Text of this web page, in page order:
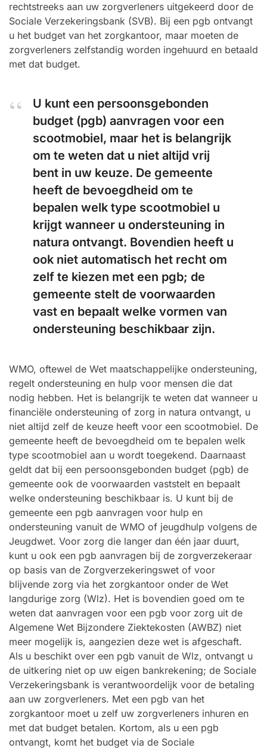
rechtstreeks aan uw zorgverleners uitgekeerd door de
Sociale Verzekeringsbank (SVB). Bij een pgb ontvangt
u het budget van het zorgkantoor, maar moeten de
zorgverleners zelfstandig worden ingehuurd en betaald
met dat budget.
U kunt een persoonsgebonden
budget (pgb) aanvragen voor een
scootmobiel, maar het is belangrijk
om te weten dat u niet altijd vrij
bent in uw keuze. De gemeente
heeft de bevoegdheid om te
bepalen welk type scootmobiel u
krijgt wanneer u ondersteuning in
natura ontvangt. Bovendien heeft u
ook niet automatisch het recht om
zelf te kiezen met een pgb; de
gemeente stelt de voorwaarden
vast en bepaalt welke vormen van
ondersteuning beschikbaar zijn.
WMO, oftewel de Wet maatschappelijke ondersteuning,
regelt ondersteuning en hulp voor mensen die dat
nodig hebben. Het is belangrijk te weten dat wanneer u
financiële ondersteuning of zorg in natura ontvangt, u
niet altijd zelf de keuze heeft voor een scootmobiel. De
gemeente heeft de bevoegdheid om te bepalen welk
type scootmobiel aan u wordt toegekend. Daarnaast
geldt dat bij een persoonsgebonden budget (pgb) de
gemeente ook de voorwaarden vaststelt en bepaalt
welke ondersteuning beschikbaar is. U kunt bij de
gemeente een pgb aanvragen voor hulp en
ondersteuning vanuit de WMO of jeugdhulp volgens de
Jeugdwet. Voor zorg die langer dan één jaar duurt,
kunt u ook een pgb aanvragen bij de zorgverzekeraar
op basis van de Zorgverzekeringswet of voor
blijvende zorg via het zorgkantoor onder de Wet
langdurige zorg (Wlz). Het is bovendien goed om te
weten dat aanvragen voor een pgb voor zorg uit de
Algemene Wet Bijzondere Ziektekosten (AWBZ) niet
meer mogelijk is, aangezien deze wet is afgeschaft.
Als u beschikt over een pgb vanuit de Wlz, ontvangt u
de uitkering niet op uw eigen bankrekening; de Sociale
Verzekeringsbank is verantwoordelijk voor de betaling
aan uw zorgverleners. Met een pgb van het
zorgkantoor moet u zelf uw zorgverleners inhuren en
met dat budget betalen. Kortom, als u een pgb
ontvangt, komt het budget via de Sociale